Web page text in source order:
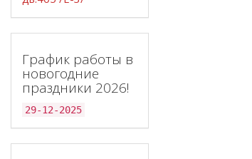
График работы в
новогодние
праздники 2026!
29-12-2025